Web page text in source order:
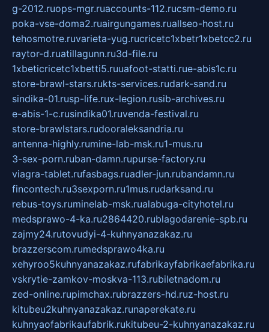
g-2012.ruops-mgr.ruaccounts-112.rucsm-demo.ru
poka-vse-doma2.ruairgungames.ruallseo-host.ru
tehosmotre.ruvarieta-yug.rucricetc1xbetr1xbetcc2.ru
raytor-d.ruatillagunn.ru3d-file.ru
1xbeticricetc1xbetti5.ruuafoot-statti.rue-abis1c.ru
store-brawl-stars.rukts-services.rudark-sand.ru
sindika-01.rusp-life.rux-legion.rusib-archives.ru
e-abis-1-c.rusindika01.ruvenda-festival.ru
store-brawlstars.rudooraleksandria.ru
antenna-highly.rumine-lab-msk.ru1-mus.ru
3-sex-porn.ruban-damn.rupurse-factory.ru
viagra-tablet.rufasbags.ruadler-jun.rubandamn.ru
fincontech.ru3sexporn.ru1mus.rudarksand.ru
rebus-toys.ruminelab-msk.rualabuga-cityhotel.ru
medsprawo-4-ka.ru2864420.rublagodarenie-spb.ru
zajmy24.rutovudyi-4-kuhnyanazakaz.ru
brazzerscom.rumedsprawo4ka.ru
xehyroo5kuhnyanazakaz.rufabrikayfabrikaefabrika.ru
vskrytie-zamkov-moskva-113.rubiletnadom.ru
zed-online.rupimchax.rubrazzers-hd.ruz-host.ru
kitubeu2kuhnyanazakaz.runaperekate.ru
kuhnyaofabrikaufabrik.rukitubeu-2-kuhnyanazakaz.ru